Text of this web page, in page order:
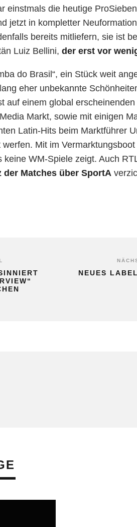
einstmals die heutige
jetzt in kompletter
bereits mitliefern, sie ist
Luiz Bellini, der erst vor
do Brasil“, ein Stück weit
eher unbekannte
auf einem global
Markt, sowie mit einigen
Latin-Hits beim Marktführer
Mit im
WM-Spiele zeigt. Auch
der Matches über SportA
NEUES